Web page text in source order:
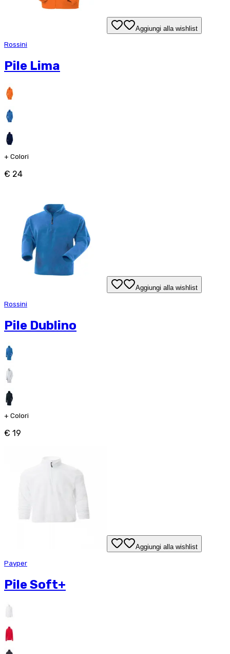
Aggiungi alla wishlist
Rossini
Pile Lima
+ Colori
€ 24
Aggiungi alla wishlist
Rossini
Pile Dublino
+ Colori
€ 19
Aggiungi alla wishlist
Payper
Pile Soft+